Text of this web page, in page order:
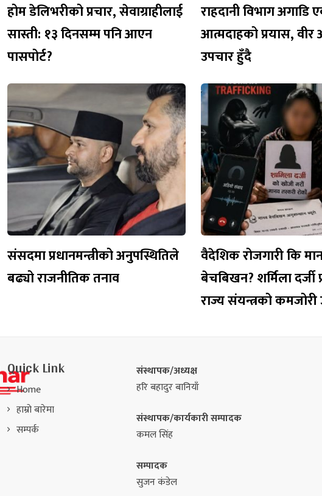
होम डेलिभरीको प्रचार, सेवाग्राहीलाई
सास्ती: १३ दिनसम्म पनि आएन
पासपोर्ट?
राहदानी विभाग अगाडि
आत्मदाहको प्रयास, वीर
उपचार हुँदै
संसदमा प्रधानमन्त्रीको अनुपस्थितिले
बढ्यो राजनीतिक तनाव
वैदेशिक रोजगारी कि
बेचबिखन? शर्मिला
राज्य संयन्त्रको
Quick Link
Home
हाम्रो बारेमा
सम्पर्क
संस्थापक/अध्यक्ष
हरि बहादुर बानियाँ
संस्थापक/कार्यकारी सम्पादक
कमल सिंह
सम्पादक
सुजन कंडेल